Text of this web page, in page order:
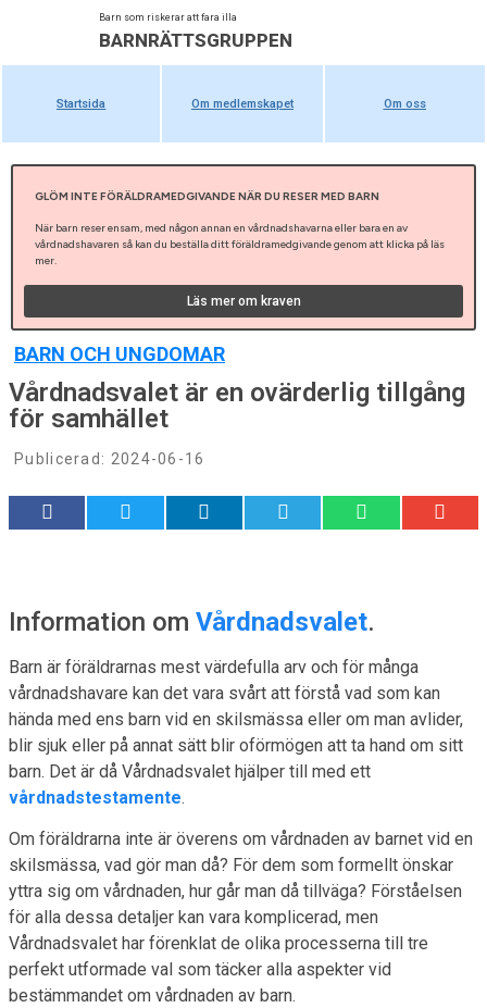
Barn som riskerar att fara illa
BARNRÄTTSGRUPPEN
Startsida Om medlemskapet Om oss
GLÖM INTE FÖRÄLDRAMEDGIVANDE NÄR DU RESER MED BARN
När barn reser ensam, med någon annan en vårdnadshavarna eller bara en av
vårdnadshavaren så kan du beställa ditt föräldramedgivande genom att klicka på läs
mer.
Läs mer om kraven
BARN OCH UNGDOMAR
Vårdnadsvalet är en ovärderlig tillgång
för samhället
Publicerad: 2024-06-16
Information om Vårdnadsvalet.
Barn är föräldrarnas mest värdefulla arv och för många
vårdnadshavare kan det vara svårt att förstå vad som kan
hända med ens barn vid en skilsmässa eller om man avlider,
blir sjuk eller på annat sätt blir oförmögen att ta hand om sitt
barn. Det är då Vårdnadsvalet hjälper till med ett
vårdnadstestamente.
Om föräldrarna inte är överens om vårdnaden av barnet vid en
skilsmässa, vad gör man då? För dem som formellt önskar
yttra sig om vårdnaden, hur går man då tillväga? Förståelsen
för alla dessa detaljer kan vara komplicerad, men
Vårdnadsvalet har förenklat de olika processerna till tre
perfekt utformade val som täcker alla aspekter vid
bestämmandet om vårdnaden av barn.